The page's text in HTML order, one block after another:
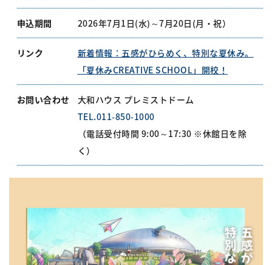
申込期間 2026年7月1日(水)～7月20日(月・祝）
リンク
新着情報：五感がひらめく、特別な夏休み。
「夏休みCREATIVE SCHOOL」開校！
お問い合わせ
大和ハウス プレミストドーム
TEL.011-850-1000
（電話受付時間 9:00～17:30 ※休館日を除
く）